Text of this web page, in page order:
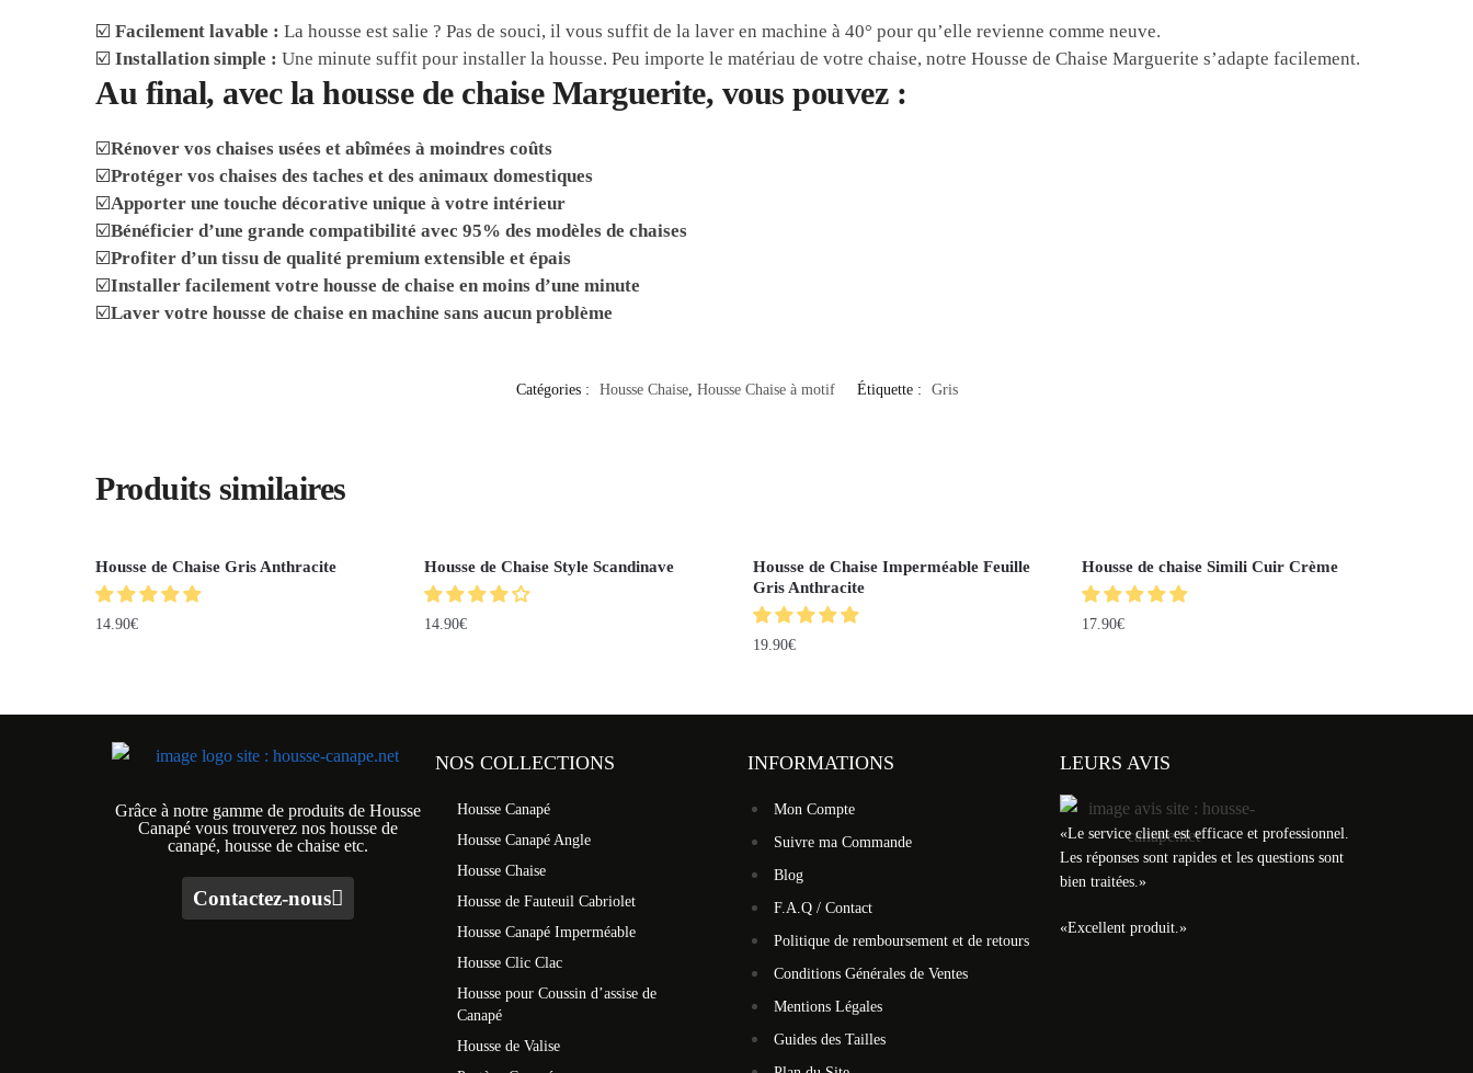
☑️Facilement lavable : La housse est salie ? Pas de souci, il vous suffit de la laver en machine à 40° pour qu’elle revienne comme neuve.
☑️Installation simple : Une minute suffit pour installer la housse. Peu importe le matériau de votre chaise, notre Housse de Chaise Marguerite s’adapte facilement.
Au final, avec la housse de chaise Marguerite, vous pouvez :
☑️Rénover vos chaises usées et abîmées à moindres coûts
☑️Protéger vos chaises des taches et des animaux domestiques
☑️Apporter une touche décorative unique à votre intérieur
☑️Bénéficier d’une grande compatibilité avec 95% des modèles de chaises
☑️Profiter d’un tissu de qualité premium extensible et épais
☑️Installer facilement votre housse de chaise en moins d’une minute
☑️Laver votre housse de chaise en machine sans aucun problème
Catégories : Housse Chaise, Housse Chaise à motif Étiquette : Gris
Produits similaires
Housse de Chaise Gris Anthracite
14.90€
Housse de Chaise Style Scandinave
14.90€
Housse de Chaise Imperméable Feuille
Gris Anthracite
19.90€
Housse de chaise Simili Cuir Crème
17.90€
Grâce à notre gamme de produits de Housse
Canapé vous trouverez nos housse de
canapé, housse de chaise etc.
Contactez-nous
NOS COLLECTIONS
Housse Canapé
Housse Canapé Angle
Housse Chaise
Housse de Fauteuil Cabriolet
Housse Canapé Imperméable
Housse Clic Clac
Housse pour Coussin d’assise de
Canapé
Housse de Valise
INFORMATIONS
Mon Compte
Suivre ma Commande
Blog
F.A.Q / Contact
Politique de remboursement et de retours
Conditions Générales de Ventes
Mentions Légales
Guides des Tailles
LEURS AVIS
«Le service client est efficace et professionnel.
Les réponses sont rapides et les questions sont
bien traitées.»
«Excellent produit.»